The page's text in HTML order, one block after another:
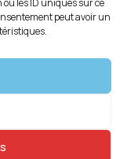
les ID uniques sur ce
peut avoir un